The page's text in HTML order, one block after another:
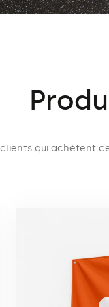
qui achètent